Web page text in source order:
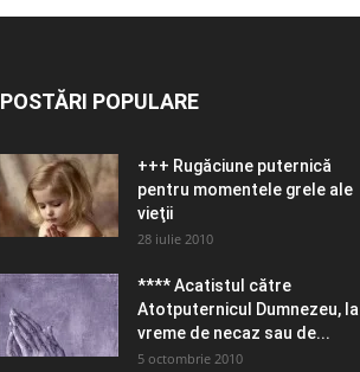
POSTĂRI POPULARE
+++ Rugăciune puternică
pentru momentele grele ale
vieţii
28 iulie 2010
**** Acatistul către
Atotputernicul Dumnezeu, la
vreme de necaz sau de...
5 octombrie 2010